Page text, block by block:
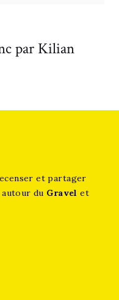
par Kilian
et partager
du Gravel et